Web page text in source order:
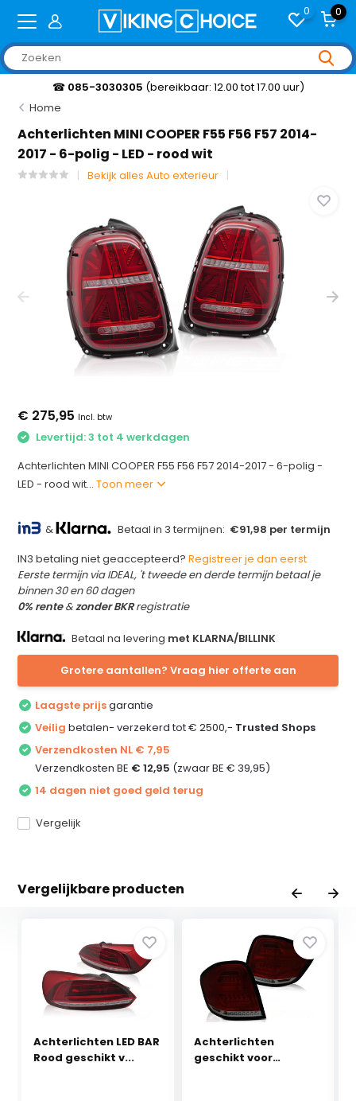
0 0
☎ 085-3030305 (bereikbaar: 12.00 tot 17.00 uur)
Home
Achterlichten MINI COOPER F55 F56 F57 2014-
2017 - 6-polig - LED - rood wit
Bekijk alles Auto exterieur
€ 275,95 Incl. btw
Levertijd: 3 tot 4 werkdagen
Achterlichten MINI COOPER F55 F56 F57 2014-2017 - 6-polig -
LED - rood wit...Toon meer
& Betaal in 3 termijnen: €91,98 per termijn
IN3 betaling niet geaccepteerd?Registreer je dan eerst
Eerste termijn via IDEAL, 't tweede en derde termijn betaal je
binnen 30 en 60 dagen
0% rente&zonder BKRregistratie
Betaal na levering met KLARNA/BILLINK
Grotere aantallen? Vraag hier offerte aan
Laagste prijsgarantie
Veilig betalen- verzekerd tot € 2500,- Trusted Shops
Verzendkosten NL € 7,95
Verzendkosten BE € 12,95 (zwaar BE € 39,95)
14 dagen niet goed geld terug
Vergelijk
Vergelijkbare producten
Achterlichten LED BAR
Rood geschikt v...
Achterlichten
geschikt voor